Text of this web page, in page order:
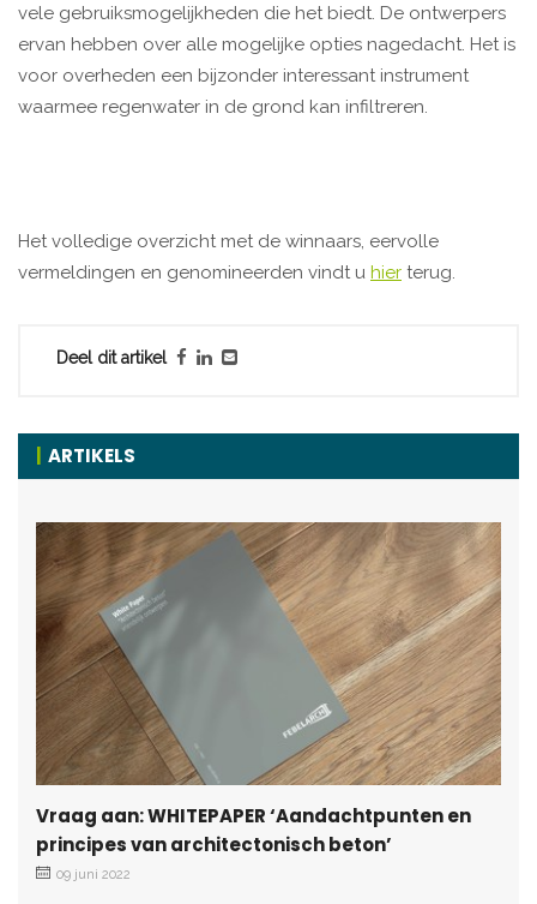
vele gebruiksmogelijkheden die het biedt. De ontwerpers
ervan hebben over alle mogelijke opties nagedacht. Het is
voor overheden een bijzonder interessant instrument
waarmee regenwater in de grond kan infiltreren.
Het volledige overzicht met de winnaars, eervolle
vermeldingen en genomineerden vindt u hier terug.
Deel dit artikel
ARTIKELS
Vraag aan: WHITEPAPER ‘Aandachtpunten en
principes van architectonisch beton’
09 juni 2022